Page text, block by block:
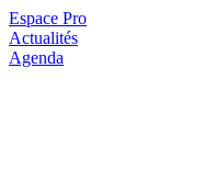
Espace Pro
Actualités
Agenda